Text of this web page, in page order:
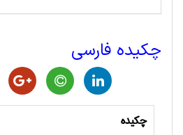
چکیده فارسی
چکیده